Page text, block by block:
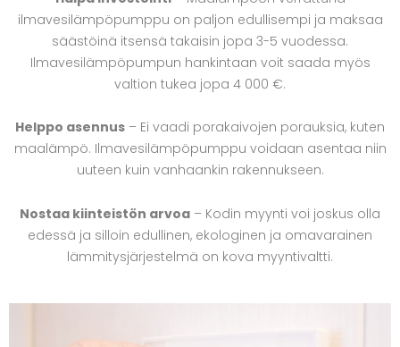
ilmavesilämpöpumppu on paljon edullisempi ja maksaa
säästöinä itsensä takaisin jopa 3-5 vuodessa.
Ilmavesilämpöpumpun hankintaan voit saada myös
valtion tukea jopa 4 000 €.
Helppo asennus – Ei vaadi porakaivojen porauksia, kuten
maalämpö. Ilmavesilämpöpumppu voidaan asentaa niin
uuteen kuin vanhaankin rakennukseen.
Nostaa kiinteistön arvoa – Kodin myynti voi joskus olla
edessä ja silloin edullinen, ekologinen ja omavarainen
lämmitysjärjestelmä on kova myyntivaltti.